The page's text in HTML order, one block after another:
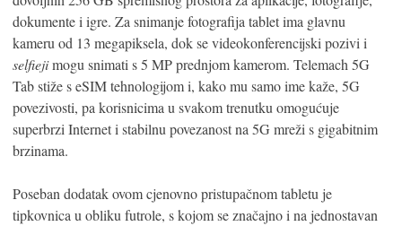
dokumente i igre. Za snimanje fotografija tablet ima glavnu
kameru od 13 megapiksela, dok se videokonferencijski pozivi i
selfiejimogu snimati s 5 MP prednjom kamerom. Telemach 5G
Tab stiže s eSIM tehnologijom i, kako mu samo ime kaže, 5G
povezivosti, pa korisnicima u svakom trenutku omogućuje
superbrzi Internet i stabilnu povezanost na 5G mreži s gigabitnim
brzinama.
Poseban dodatak ovom cjenovno pristupačnom tabletu je
tipkovnica u obliku futrole, s kojom se značajno i na jednostavan